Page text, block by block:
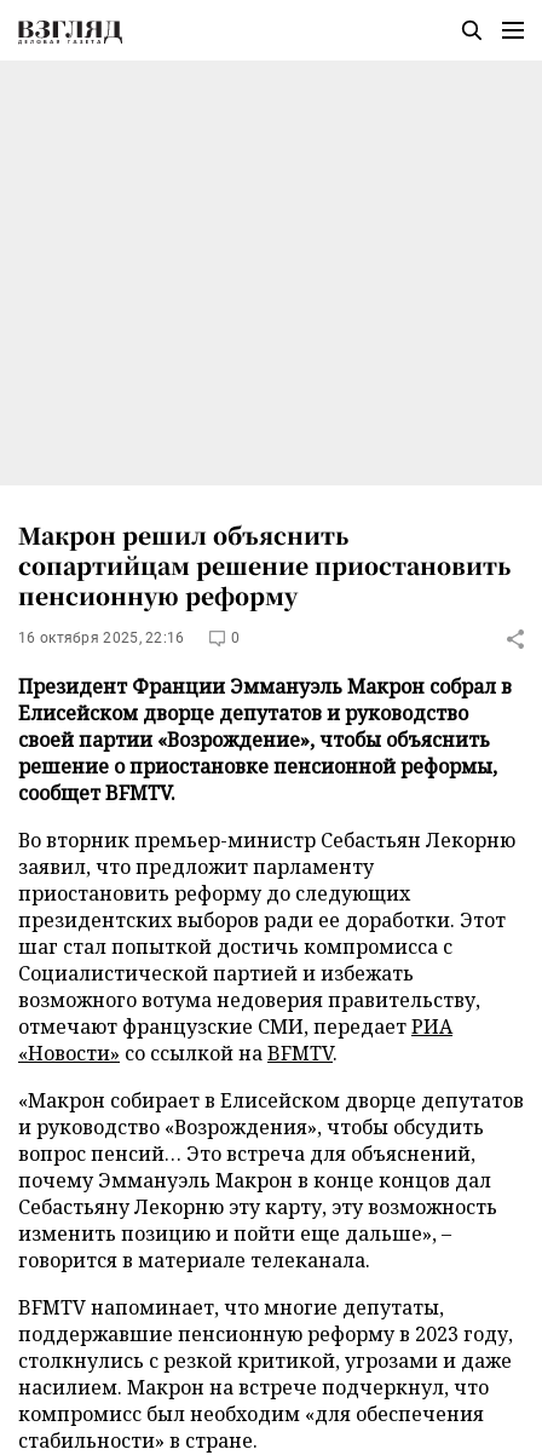
Макрон решил объяснить
сопартийцам решение приостановить
пенсионную реформу
16 октября 2025, 22:16 0
Президент Франции Эммануэль Макрон собрал в
Елисейском дворце депутатов и руководство
своей партии «Возрождение», чтобы объяснить
решение о приостановке пенсионной реформы,
сообщет BFMTV.
Во вторник премьер-министр Себастьян Лекорню
заявил, что предложит парламенту
приостановить реформу до следующих
президентских выборов ради ее доработки. Этот
шаг стал попыткой достичь компромисса с
Социалистической партией и избежать
возможного вотума недоверия правительству,
отмечают французские СМИ, передаетРИА
«Новости» со ссылкой наBFMTV.
«Макрон собирает в Елисейском дворце депутатов
и руководство «Возрождения», чтобы обсудить
вопрос пенсий… Это встреча для объяснений,
почему Эммануэль Макрон в конце концов дал
Себастьяну Лекорню эту карту, эту возможность
изменить позицию и пойти еще дальше», –
говорится в материале телеканала.
BFMTV напоминает, что многие депутаты,
поддержавшие пенсионную реформу в 2023 году,
столкнулись с резкой критикой, угрозами и даже
насилием. Макрон на встрече подчеркнул, что
компромисс был необходим «для обеспечения
стабильности» в стране.